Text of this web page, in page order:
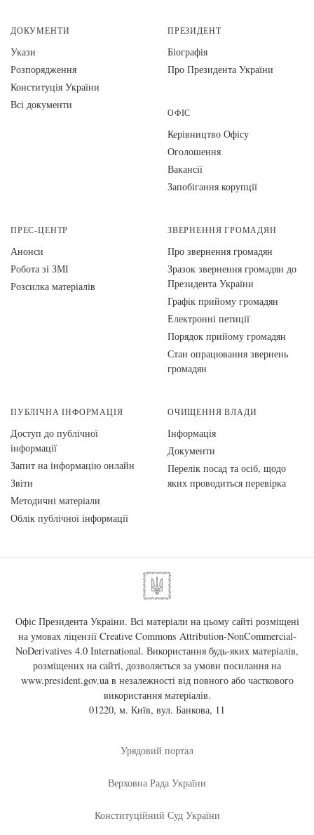
ДОКУМЕНТИ
Укази
Розпорядження
Конституція України
Всі документи
ПРЕЗИДЕНТ
Біографія
Про Президента України
ОФІС
Керівництво Офісу
Оголошення
Вакансії
Запобігання корупції
ПРЕС-ЦЕНТР
Анонси
Робота зі ЗМІ
Розсилка матеріалів
ЗВЕРНЕННЯ ГРОМАДЯН
Про звернення громадян
Зразок звернення громадян до
Президента України
Графік прийому громадян
Електронні петиції
Порядок прийому громадян
Стан опрацювання звернень
громадян
ПУБЛІЧНА ІНФОРМАЦІЯ
Доступ до публічної
інформації
Запит на інформацію онлайн
Звіти
Методичні матеріали
Облік публічної інформації
ОЧИЩЕННЯ ВЛАДИ
Інформація
Документи
Перелік посад та осіб, щодо
яких проводиться перевірка
Офіс Президента України. Всі матеріали на цьому сайті розміщені
на умовах ліцензії Creative Commons Attribution-NonCommercial-
NoDerivatives 4.0 International. Використання будь-яких матеріалів,
розміщених на сайті, дозволяється за умови посилання на
www.president.gov.uaв незалежності від повного або часткового
використання матеріалів.
01220, м. Київ, вул. Банкова, 11
Урядовий портал
Верховна Рада України
Конституційний Суд України